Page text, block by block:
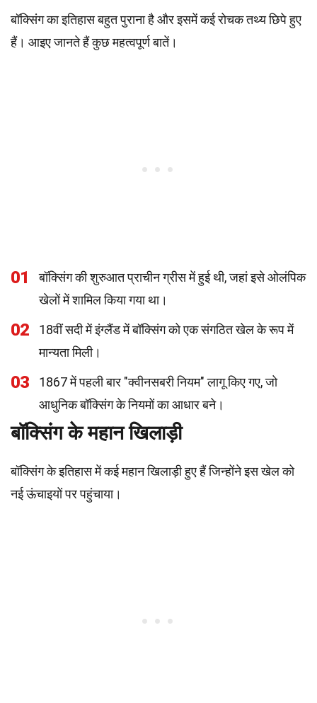
बॉक्सिंग का इतिहास बहुत पुराना है और इसमें कई रोचक तथ्य छिपे हुए
हैं। आइए जानते हैं कुछ महत्वपूर्ण बातें।
01
बॉक्सिंग की शुरुआत प्राचीन ग्रीस में हुई थी, जहां इसे ओलंपिक
खेलों में शामिल किया गया था।
02
18वीं सदी में इंग्लैंड में बॉक्सिंग को एक संगठित खेल के रूप में
मान्यता मिली।
03
1867 में पहली बार "क्वीनसबरी नियम" लागू किए गए, जो
आधुनिक बॉक्सिंग के नियमों का आधार बने।
बॉक्सिंग के महान खिलाड़ी
बॉक्सिंग के इतिहास में कई महान खिलाड़ी हुए हैं जिन्होंने इस खेल को
नई ऊंचाइयों पर पहुंचाया।